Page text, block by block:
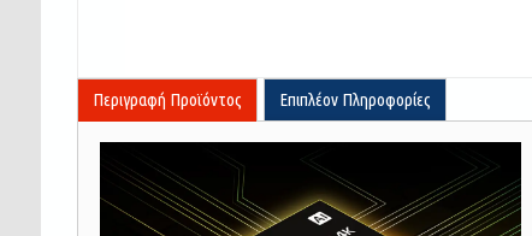
Περιγραφή Προϊόντος Επιπλέον Πληροφορίες